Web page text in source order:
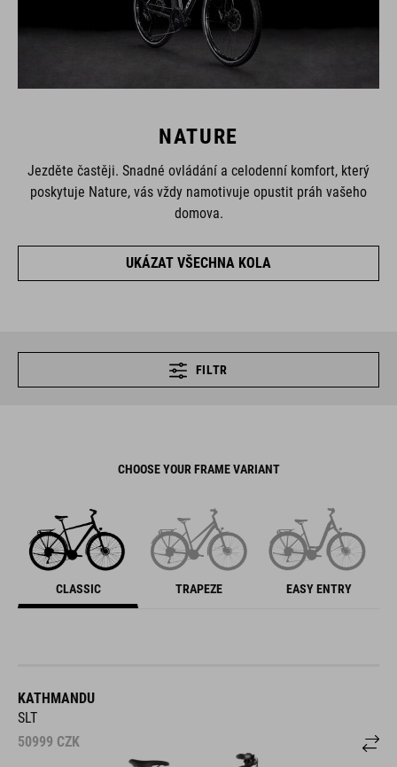
NATURE
Jezděte častěji. Snadné ovládání a celodenní komfort, který
poskytuje Nature, vás vždy namotivuje opustit práh vašeho
domova.
UKÁZAT VŠECHNA KOLA
FILTR
CHOOSE YOUR FRAME VARIANT
CLASSIC TRAPEZE EASY ENTRY
KATHMANDU
SLT
50999 CZK